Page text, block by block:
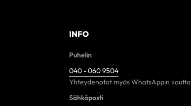
INFO
Puhelin
040 - 060 9504
Yhteydenotot myös WhatsAppin kautta
Sähköposti